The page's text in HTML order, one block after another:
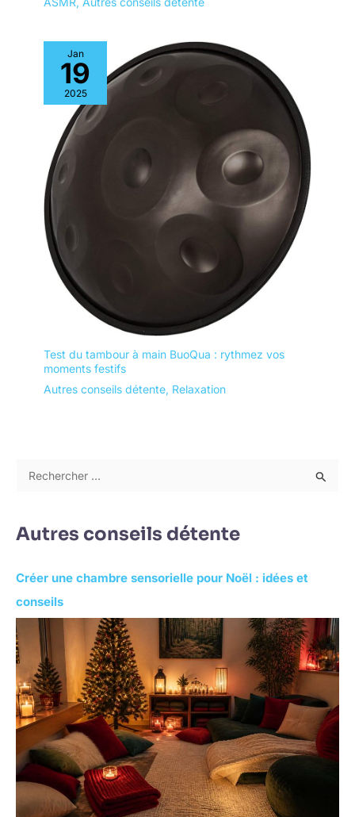
Jan
19
2025
Test du tambour à main BuoQua : rythmez vos
moments festifs
Autres conseils détente, Relaxation
h
e
r
:
Autres conseils détente
Créer une chambre sensorielle pour Noël : idées et
conseils